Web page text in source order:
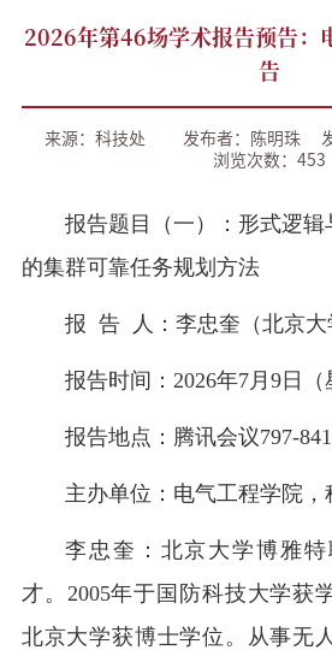
2026年第46场学术报告预告：
告
来源：科技处 发布者：陈明珠
浏览次数： 453
报告题目（一 ）：形式逻
的集群可靠任务规划方法
报 告 人：李忠奎（北京大
报告时间： 2026年7月 9日（
报告地点： 腾讯会议797-
主办单位：电气工程学院，
李忠奎：北京大学博雅
才。 2005年于国防科技大学获
北京大学获博士学位。从事无